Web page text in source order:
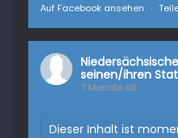
Auf Facebook ansehen ·
seinen/ihren
7 Monate alt
Dieser Inhalt ist